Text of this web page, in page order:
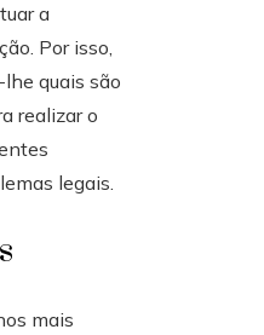
a
Por isso,
quais são
realizar o
legais.
mais